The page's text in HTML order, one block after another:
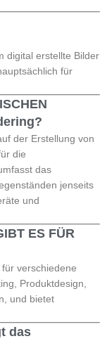
digital erstellte Bilder
für
der Erstellung von
die
das
jenseits
und
ES FÜR
verschiedene
Produktdesign,
und bietet
das